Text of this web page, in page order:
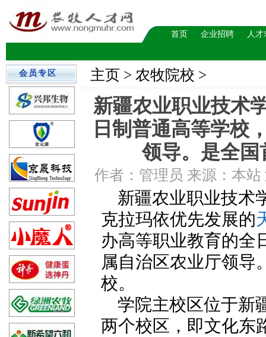
首页 企业招聘 人才
会员专区 主页 > 农牧院校 >
新疆农业职业技术
日制普通高等学校
领导。是全国
作者：管理员 来源：本站
新疆农业职业技术
克拉玛依优先发展的
办高等职业教育的全
属自治区农业厅领导
校。
学院主校区位于新
两个校区，即文化东